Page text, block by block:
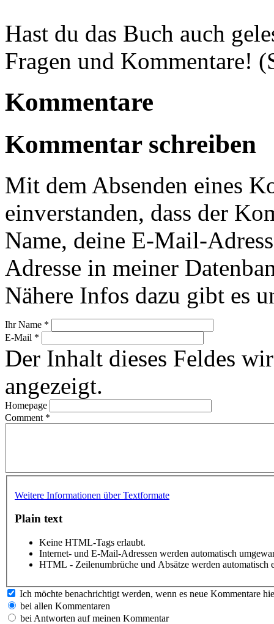
Hast du das Buch auch
Fragen und Kommentare!
Kommentare
Kommentar schreiben
Mit dem Absenden eines
einverstanden, dass der
Name, deine E-Mail-
Adresse in meiner
Nähere Infos dazu gibt es
Ihr Name *
E-Mail *
Der Inhalt dieses Feldes
angezeigt.
Homepage
Comment *
Weitere Informationen über Textformate
Plain text
Keine HTML-Tags erlaubt.
Internet- und E-Mail-Adressen werden automatisch
HTML - Zeilenumbrüche und Absätze werden automatisch
Ich möchte benachrichtigt werden, wenn es neue Kommentare
bei allen Kommentaren
bei Antworten auf meinen Kommentar